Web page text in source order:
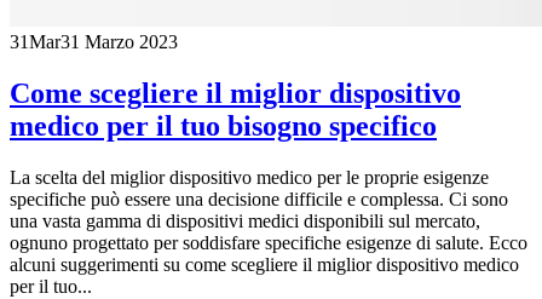
31Mar31 Marzo 2023
Come scegliere il miglior dispositivo
medico per il tuo bisogno specifico
La scelta del miglior dispositivo medico per le proprie esigenze
specifiche può essere una decisione difficile e complessa. Ci sono
una vasta gamma di dispositivi medici disponibili sul mercato,
ognuno progettato per soddisfare specifiche esigenze di salute. Ecco
alcuni suggerimenti su come scegliere il miglior dispositivo medico
per il tuo...